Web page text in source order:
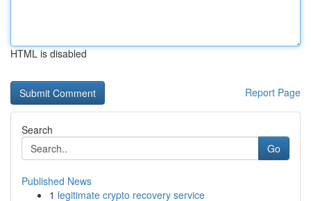
HTML is disabled
Report Page
Search
Go
Published News
1 legitimate crypto recovery service